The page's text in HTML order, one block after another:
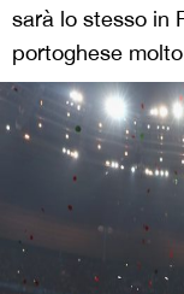
sarà lo stesso in
portoghese